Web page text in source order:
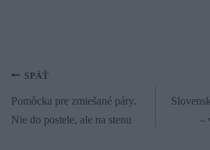
Navigácia
SPÄŤ
Pomôcka pre zmiešané páry.
Nie do postele, ale na stenu
–